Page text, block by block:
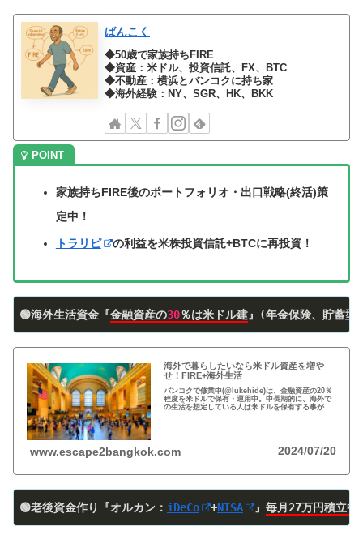
ばんこく
◆50歳で家族持ちFIRE
◆資産：米ドル、投資信託、FX、BTC
◆不動産：横浜とバンコクに持ち家
◆海外経験：NY、SGR、HK、BKK
家族持ちFIRE後のポートフォリオ・出口戦略(終活)策
定中！
トラリピ の利益を米株投資信託+BTCに再投資！
🟢海外生活資金『金融資産の30％は米ドル建』(年金保険、貯蓄型
海外で暮らしたいなら米ドル資産を増や
せ！FIRE+海外生活
バンコクで修業中(@lukehide)は、金融資産の20％
程度を米ドルで保有・運用中。中長期的に、海外で
の生活を想定している人は米ドルを保有する事がお
www.escape2bangkok.com 2024/07/20
🟢老後資金作り『オルカン： iDeCo +NISA 』 毎月27万円積立中